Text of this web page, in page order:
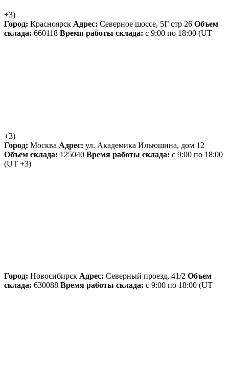
+3)
Город: Красноярск Адрес: Северное шоссе, 5Г стр 26 Объем
склада: 660118 Время работы склада: с 9:00 по 18:00 (UT
+3)
Город: Москва Адрес: ул. Академика Ильюшина, дом 12
Объем склада: 125040 Время работы склада: с 9:00 по 18:00
(UT +3)
Город: Новосибирск Адрес: Северный проезд, 41/2 Объем
склада: 630088 Время работы склада: с 9:00 по 18:00 (UT